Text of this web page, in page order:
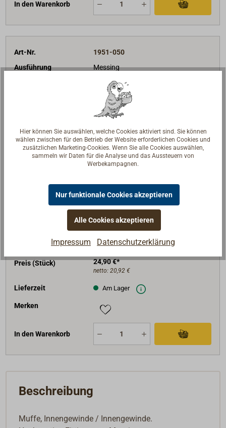
In den Warenkorb
Art-Nr.
1951-050
Ausführung
Messing
22,90 €*
netto:19,24 €
Merken
1951-064
Messing
Nenngröße (Zoll)
2 1/2
Preis (Stück)
24,90 €*
netto: 20,92 €
Lieferzeit Am Lager
Merken
In den Warenkorb
Beschreibung
Muffe, Innengewinde / Innengewinde.
Hier können Sie auswählen, welche Cookies aktiviert sind. Sie können
wählen zwischen für den Betrieb der Website erforderlichen Cookies und
zusätzlichen Marketing-Cookies. Wenn Sie alle Cookies auswählen,
sammeln wir Daten für die Analyse und das Aussteuern von
Werbekampagnen.
Nur funktionale Cookies akzeptieren
Alle Cookies akzeptieren
Impressum Datenschutzerklärung